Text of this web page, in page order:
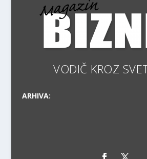
VODIČ KRO
ARHIVA: